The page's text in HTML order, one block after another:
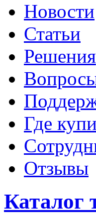
Новости
Статьи
Решения
Где
Отзывы
Каталог